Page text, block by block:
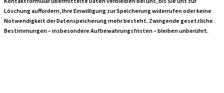
Löschung auffordern, Ihre Einwilligung zur Speicherung widerrufen oder keine
Notwendigkeit der Datenspeicherung mehr besteht. Zwingende gesetzliche
Bestimmungen – insbesondere Aufbewahrungsfristen – bleiben unberührt.